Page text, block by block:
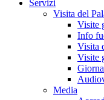
Servizi
Visita del
Visite
Info
Visita
Visite
Media